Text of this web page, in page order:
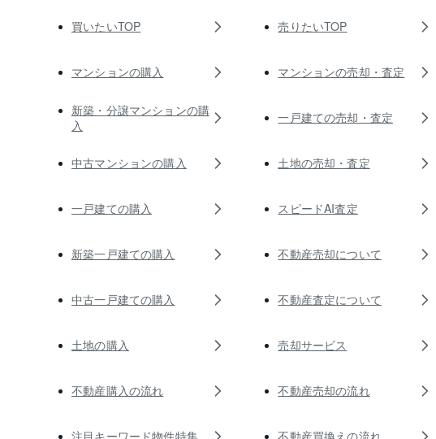
買いたいTOP
マンションの購入
新築・分譲マンションの購
入
中古マンションの購入
一戸建ての購入
新築一戸建ての購入
中古一戸建ての購入
土地の購入
不動産購入の流れ
売りたいTOP
マンションの売却・査定
一戸建ての売却・査定
土地の売却・査定
スピードAI査定
不動産売却について
不動産査定について
売却サービス
不動産売却の流れ